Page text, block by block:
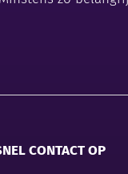
CONTACT OP